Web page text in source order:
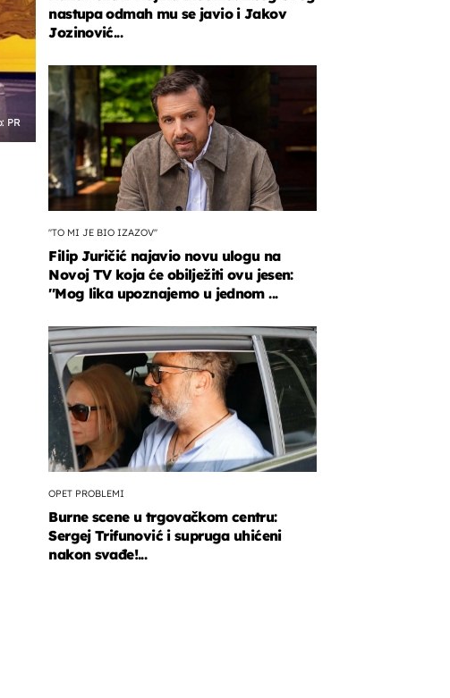
PR
nastupa odmah mu se javio i Jakov
Jozinović...
''TO MI JE BIO IZAZOV''
Filip Juričić najavio novu ulogu na
Novoj TV koja će obilježiti ovu jesen:
''Mog lika upoznajemo u jednom ...
OPET PROBLEMI
Burne scene u trgovačkom centru:
Sergej Trifunović i supruga uhićeni
nakon svađe!...